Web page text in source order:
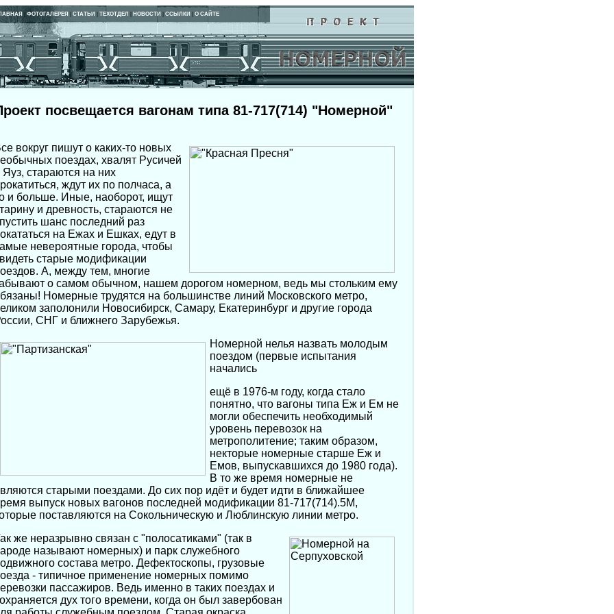
ФОТОГАЛЕРЕЯ СТАТЬИ ТЕХОТДЕЛ НОВОСТИ ССЫЛКИ О САЙТЕ
посвещается вагонам типа 81-717(714) "Номерной"
вокруг пишут о каких-то новых
поездах, хвалят Русичей
Яуз, стараются на них
ждут их по полчаса, а
и больше. Иные, наоборот, ищут
и древность, стараются не
шанс последний раз
на Ежах и Ешках, едут в
невероятные города, чтобы
старые модификации
А, между тем, многие
о самом обычном, нашем дорогом номерном, ведь мы стольким ему
Номерные трудятся на большинстве линий Московского метро,
заполонили Новосибирск, Самару, Екатеринбург и другие города
СНГ и ближнего Зарубежья.
Номерной нелья назвать молодым
поездом (первые испытания
начались
ещё в 1976-м году, когда стало
понятно, что вагоны типа Еж и Ем не
могли обеспечить необходимый
уровень перевозок на
метрополитение; таким образом,
некторые номерные старше Еж и
Емов, выпускавшихся до 1980 года).
В то же время номерные не
старыми поездами. До сих пор идёт и будет идти в ближайшее
выпуск новых вагонов последней модификации 81-717(714).5М,
поставляются на Сокольническую и Люблинскую линии метро.
же неразрывно связан с "полосатиками" (так в
называют номерных) и парк служебного
состава метро. Дефектоскопы, грузовые
- типичное применение номерных помимо
пассажиров. Ведь именно в таких поездах и
дух того времени, когда он был завербован